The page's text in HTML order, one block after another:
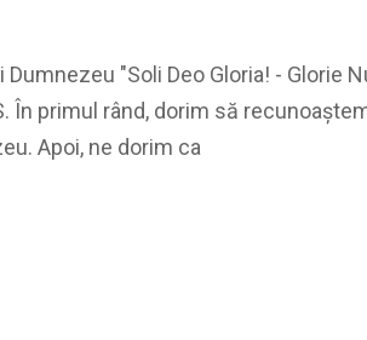
"Soli Deo Gloria! - Glorie
În primul rând, dorim să
Apoi, ne dorim ca